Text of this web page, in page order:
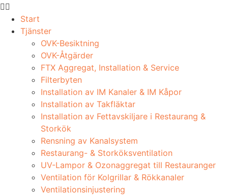
Start
Tjänster
OVK-Besiktning
OVK-Åtgärder
FTX Aggregat, Installation & Service
Filterbyten
Installation av IM Kanaler & IM Kåpor
Installation av Takfläktar
Installation av Fettavskiljare i Restaurang &
Storkök
Rensning av Kanalsystem
Restaurang- & Storköksventilation
UV-Lampor & Ozonaggregat till Restauranger
Ventilation för Kolgrillar & Rökkanaler
Ventilationsinjustering